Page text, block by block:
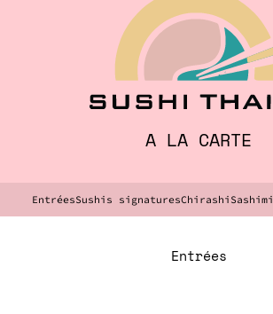
A LA CARTE
EntréesSushis signaturesChirashi Sashimi
Entrées